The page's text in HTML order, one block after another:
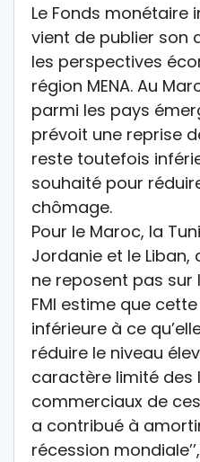
Le Fonds monétaire
vient de publier son
les perspectives
région MENA. Au
parmi les pays
prévoit une reprise
reste toutefois
souhaité pour
chômage.
Pour le Maroc, la
Jordanie et le
ne reposent pas sur
FMI estime que
inférieure à ce
réduire le niveau
caractère limité des
commerciaux de
a contribué à
récession